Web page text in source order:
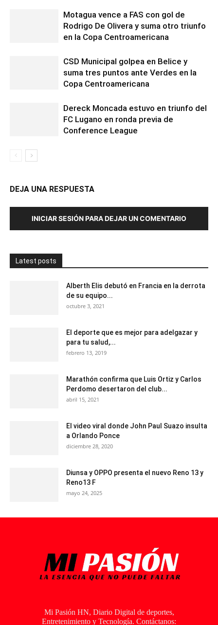
Motagua vence a FAS con gol de
Rodrigo De Olivera y suma otro triunfo
en la Copa Centroamericana
CSD Municipal golpea en Belice y
suma tres puntos ante Verdes en la
Copa Centroamericana
Dereck Moncada estuvo en triunfo del
FC Lugano en ronda previa de
Conference League
DEJA UNA RESPUESTA
INICIAR SESIÓN PARA DEJAR UN COMENTARIO
Latest posts
Alberth Elis debutó en Francia en la derrota
de su equipo...
octubre 3, 2021
El deporte que es mejor para adelgazar y
para tu salud,...
febrero 13, 2019
Marathón confirma que Luis Ortiz y Carlos
Perdomo desertaron del club...
abril 15, 2021
El video viral donde John Paul Suazo insulta
a Orlando Ponce
diciembre 28, 2020
Diunsa y OPPO presenta el nuevo Reno 13 y
Reno13 F
mayo 24, 2025
Mi Pasión HN, Diario Digital de deportes,
Entretenimiento y Tecnología. Contáctanos: